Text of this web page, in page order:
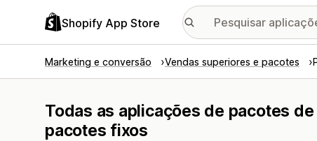
Shopify App Store
Marketing e conversão Vendas superiores e pacotes
Todas as aplicações de pacotes
pacotes fixos